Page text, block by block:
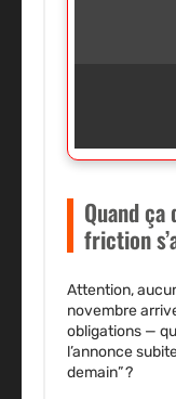
Quand
friction
Attention,
novembre
obligations —
l’annonce
demain” ?